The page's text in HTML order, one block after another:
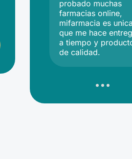
probado muchas
farmacias online,
mifarmacia es
que me hace
a tiempo y
de calidad.